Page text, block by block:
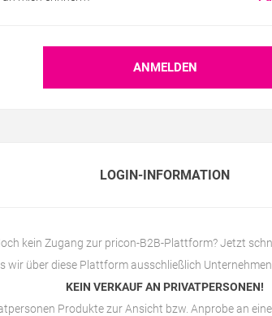
LOGIN-INFORMATION
kein Zugang zur pricon-B2B-Plattform? Jetzt
wir über diese Plattform ausschließlich
KEIN VERKAUF AN PRIVATPERSONEN!
Produkte zur Ansicht bzw. Anprobe an